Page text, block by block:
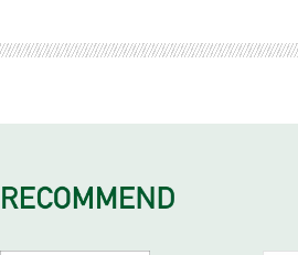
生成ＡＩを活用してロジックツリー
スキルアップのコツ（参考図書など
アウトプットのイメージ（具体的に
スキルアップのコツ（参考図書など
作業のポイント（注意したいことは
アウトプットのイメージ（具体的に
提案書のシナリオづくり
１人ランスルーで、シナリオを精緻化